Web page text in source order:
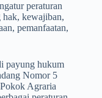
peraturan
hak, kewajiban,
pemanfaatan,
payung hukum
Nomor 5
Agraria